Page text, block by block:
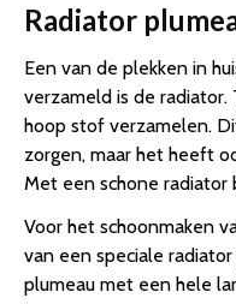
Radiator
Een van de plekken in
verzameld is de radiator.
hoop stof verzamelen.
zorgen, maar het heeft
Met een schone radiator
Voor het schoonmaken
van een speciale
plumeau met een hele